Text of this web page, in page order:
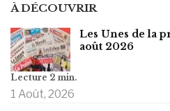
À DÉCOUVRIR
Les Unes de la
août 2026
1 Août, 2026